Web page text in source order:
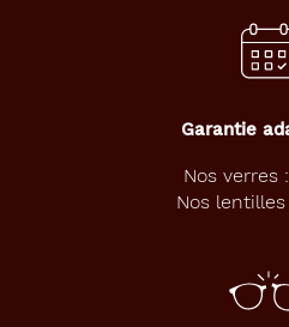
Garantie
Nos verres
Nos